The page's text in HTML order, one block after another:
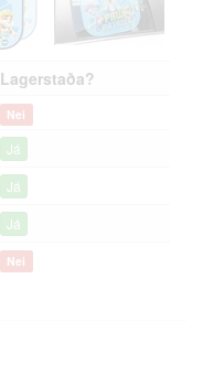
Lagerstaða?
Nei
Já
Já
Já
Nei